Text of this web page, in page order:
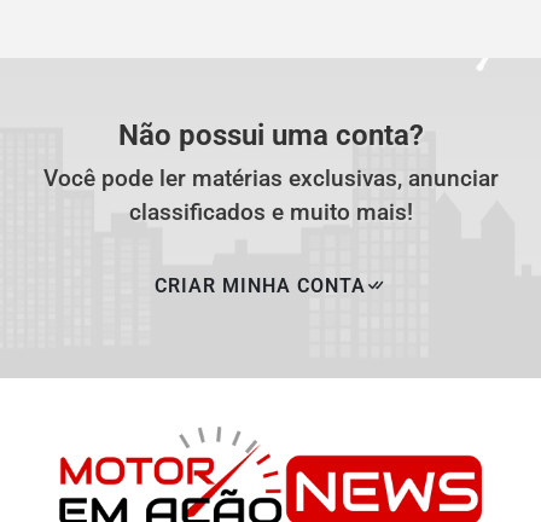
Não possui uma conta?
Você pode ler matérias exclusivas, anunciar
classificados e muito mais!
CRIAR MINHA CONTA